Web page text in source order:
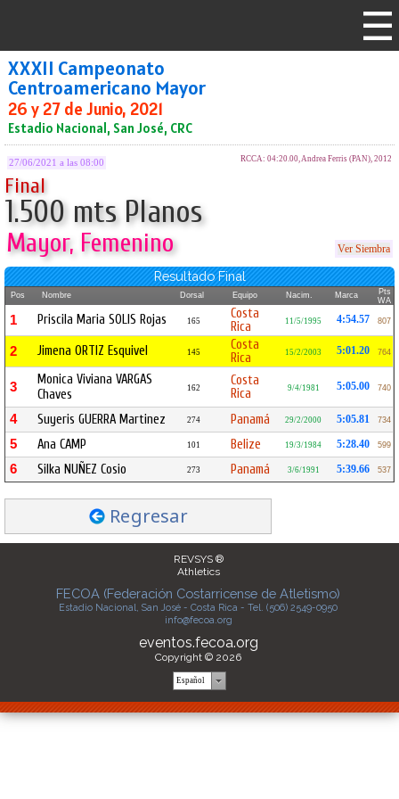
XXXII Campeonato
Centroamericano Mayor
26 y 27 de Junio, 2021
Estadio Nacional, San José, CRC
27/06/2021 a las 08:00 RCCA: 04:20.00, Andrea Ferris (PAN), 2012
Final
1.500 mts Planos
Mayor, Femenino Ver Siembra
Resultado Final
Pos Nombre Dorsal Equipo Nacim. Marca
Pts
WA
1 Priscila Maria SOLIS Rojas 165
Costa
Rica
11/5/1995 4:54.57 807
2 Jimena ORTIZ Esquivel 145
Costa
Rica
15/2/2003 5:01.20 764
3
Monica Viviana VARGAS
Chaves
162
Costa
Rica
9/4/1981 5:05.00 740
4 Suyeris GUERRA Martinez 274 Panamá 29/2/2000 5:05.81 734
5 Ana CAMP 101 Belize 19/3/1984 5:28.40 599
6 Silka NUÑEZ Cosio 273 Panamá 3/6/1991 5:39.66 537
Regresar
REVSYS ®
Athletics
FECOA (Federación Costarricense de Atletismo)
Estadio Nacional, San José - Costa Rica - Tel. (506) 2549-0950
info@fecoa.org
eventos.fecoa.org
Copyright © 2026